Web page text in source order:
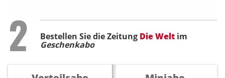
Step
2 Bestellen Sie die Zeitung Die Welt im
Geschenkabo